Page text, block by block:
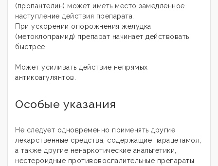
(пропантелин) может иметь место замедленное
наступление действия препарата.
При ускорении опорожнения желудка
(метоклопрамид) препарат начинает действовать
быстрее.
Может усиливать действие непрямых
антикоагулянтов.
Особые указания
Не следует одновременно применять другие
лекарственные средства, содержащие парацетамол,
а также другие ненаркотические анальгетики,
нестероидные противовоспалительные препараты